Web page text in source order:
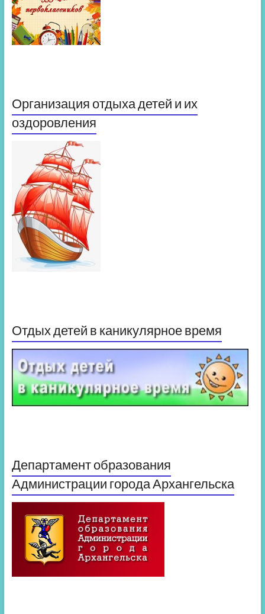
Организация отдыха детей и их
оздоровления
Отдых детей в каникулярное время
Департамент образования
Администрации города Архангельска